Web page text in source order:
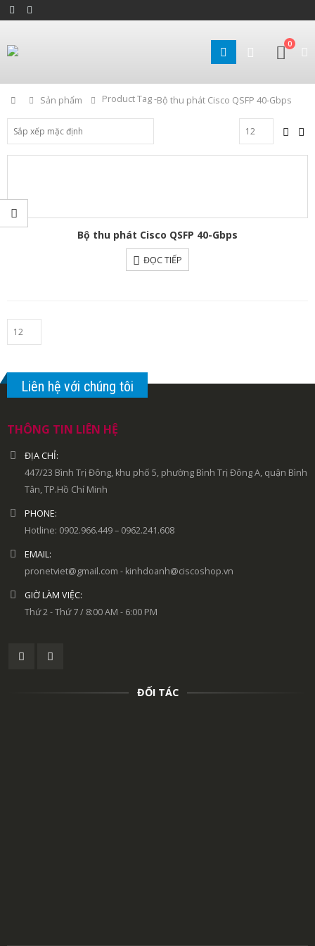
0
Home
Sản phẩm Product Tag -Bộ thu phát Cisco QSFP 40-Gbps
Bộ thu phát Cisco QSFP 40-Gbps
ĐỌC TIẾP
Liên hệ với chúng tôi
THÔNG TIN LIÊN HỆ
ĐỊA CHỈ:
447/23 Bình Trị Đông, khu phố 5, phường Bình Trị Đông A, quận Bình
Tân, TP.Hồ Chí Minh
PHONE:
Hotline: 0902.966.449 – 0962.241.608
EMAIL:
pronetviet@gmail.com - kinhdoanh@ciscoshop.vn
GIỜ LÀM VIỆC:
Thứ 2 - Thứ 7 / 8:00 AM - 6:00 PM
ĐỐI TÁC